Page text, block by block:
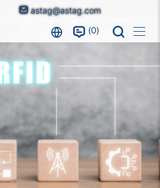
astag@astag.com
0